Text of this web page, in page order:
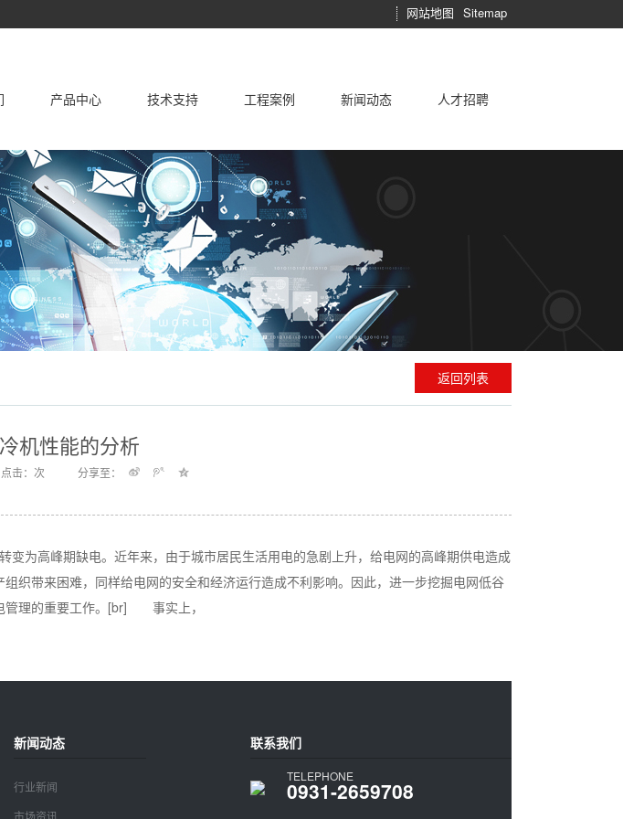
网站地图 Sitemap
企业荣誉证书 产品国际认证 售后服务承诺 志高空调的优势 志高企业简介
产品中心
家用空调 中央空调 制冷设备 相关产品
技术支持
解决方案 施工技术 常见问题 技术中心 运行维护
产品服务 学术论坛
工程案例
工程案例
新闻动态
行业新闻 市场资讯 公司动态
人才招聘
返回列表
机性能的分析
点击： 次 分享至：
高峰期缺电。近年来，由于城市居民生活用电的急剧上升，给电网的高峰期供电造成
织带来困难，同样给电网的安全和经济运行造成不利影响。因此，进一步挖掘电网低谷
管理的重要工作。[br] 事实上，
新闻动态
行业新闻
市场资讯
联系我们
TELEPHONE
0931-2659708